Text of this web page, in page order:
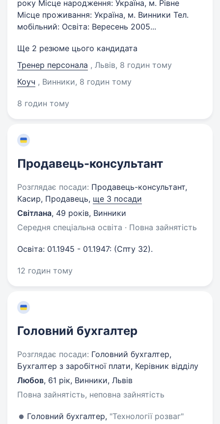
року Місце народження: Україна, м. Рівне
Місце проживання: Україна, м. Винники Тел.
мобільний: Освіта: Вересень 2005...
Ще 2 резюме цього кандидата
Тренер персонала , Львів, 8 годин тому
Коуч , Винники, 8 годин тому
8 годин тому
Продавець-консультант
Розглядає посади: Продавець-консультант,
Касир, Продавець, ще 3 посади
Світлана, 49 років, Винники
Середня спеціальна освіта · Повна зайнятість
Освіта: 01.1945 - 01.1947: (Спту 32).
12 годин тому
Головний бухгалтер
Розглядає посади: Головний бухгалтер,
Бухгалтер з заробітної плати, Керівник відділу
Любов, 61 рік, Винники, Львів
Повна зайнятість, неповна зайнятість
Головний бухгалтер, "Технології розваг"